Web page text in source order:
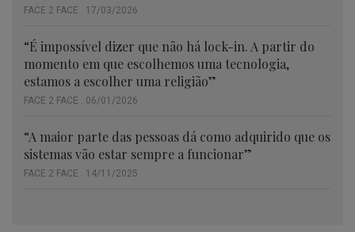
FACE 2 FACE . 17/03/2026
“É impossível dizer que não há lock-in. A partir do
momento em que escolhemos uma tecnologia,
estamos a escolher uma religião”
FACE 2 FACE . 06/01/2026
“A maior parte das pessoas dá como adquirido que os
sistemas vão estar sempre a funcionar”
FACE 2 FACE . 14/11/2025